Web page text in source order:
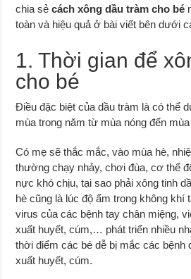
chia sẻcách xông dầu tràm cho bé
toàn và hiệu quả ở bài viết bên dưới
1. Thời gian để
cho bé
Điều đặc biệt của dầu tràm là có thể
mùa trong năm từ mùa nóng đến mùa
Có mẹ sẽ thắc mắc, vào mùa hè,
thường chạy nhảy, chơi đùa, cơ thể
nực khó chịu, tại sao phải xông tinh
hè cũng là lúc độ ẩm trong không khí
virus của các bệnh tay chân miệng,
xuất huyết, cúm,… phát triển nhiều
thời điểm các bé dễ bị mắc các bệnh
xuất huyết, cúm.